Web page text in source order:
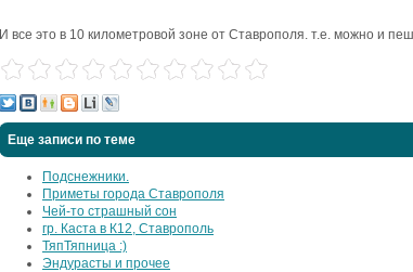
И все это в 10 километровой зоне от Ставрополя. т.е. можно и
Еще записи по теме
Подснежники.
Приметы города Ставрополя
Чей-то страшный сон
гр. Каста в К12, Ставрополь
ТяпТяпница :)
Эндурасты и прочее